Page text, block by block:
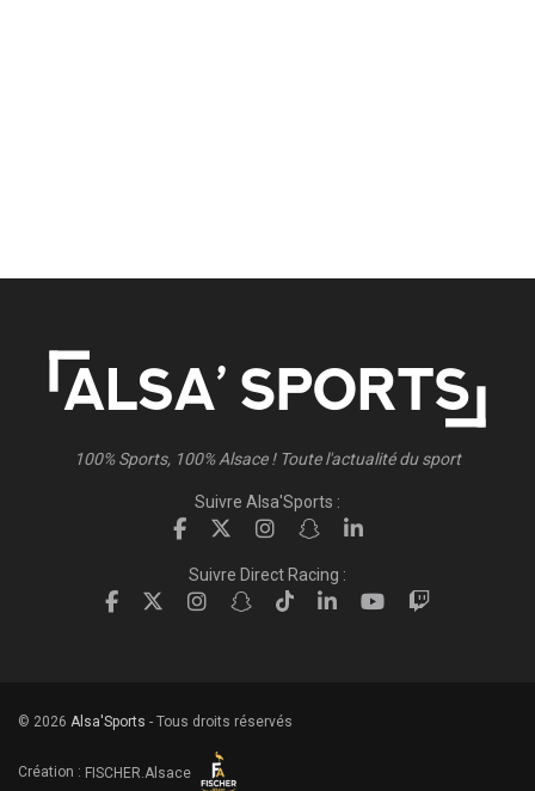
100% Sports, 100% Alsace ! Toute l'actualité du sport
Suivre Alsa'Sports :
Suivre Direct Racing :
© 2026 Alsa'Sports - Tous droits réservés
Création : FISCHER.Alsace